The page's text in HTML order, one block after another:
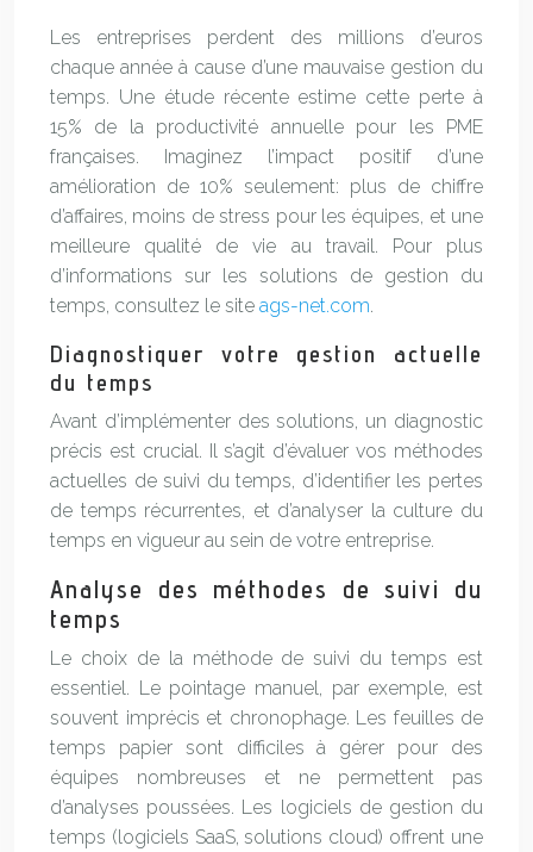
Les entreprises perdent des millions d’euros
chaque année à cause d’une mauvaise gestion du
temps. Une étude récente estime cette perte à
15% de la productivité annuelle pour les PME
françaises. Imaginez l’impact positif d’une
amélioration de 10% seulement: plus de chiffre
d’affaires, moins de stress pour les équipes, et une
meilleure qualité de vie au travail. Pour plus
d’informations sur les solutions de gestion du
temps, consultez le site ags-net.com.
Diagnostiquer votre gestion actuelle
du temps
Avant d’implémenter des solutions, un diagnostic
précis est crucial. Il s’agit d’évaluer vos méthodes
actuelles de suivi du temps, d’identifier les pertes
de temps récurrentes, et d’analyser la culture du
temps en vigueur au sein de votre entreprise.
Analyse des méthodes de suivi du
temps
Le choix de la méthode de suivi du temps est
essentiel. Le pointage manuel, par exemple, est
souvent imprécis et chronophage. Les feuilles de
temps papier sont difficiles à gérer pour des
équipes nombreuses et ne permettent pas
d’analyses poussées. Les logiciels de gestion du
temps (logiciels SaaS, solutions cloud) offrent une